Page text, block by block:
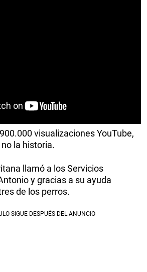
visualizaciones YouTube,
la historia.
llamó a los Servicios
y gracias a su ayuda
de los perros.